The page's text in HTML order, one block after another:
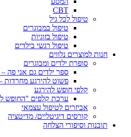
CBT
טיפול לכל גיל
טיפול במבוגרים
טיפול בזוגיות
טיפול רגשי בילדים
חנות למוצרים נלווים
סופרת ילדים ומבוגרים
ספר ילדים גם אני פה – PDF
פשוט להירגע מחרדות
קלפי חופש להירגע
ערכת קלפים "החופש
אביזרים לטיפול עצמאי
קורסים דיגיטליים/ מדיטציה
תובנות וסיפורי הצלחה